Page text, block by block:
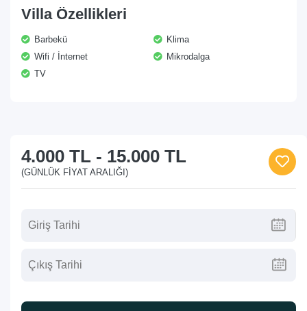
Villa Özellikleri
Barbekü
Klima
Wifi / İnternet
Mikrodalga
TV
4.000 TL - 15.000 TL
(GÜNLÜK FIYAT ARALIĞI)